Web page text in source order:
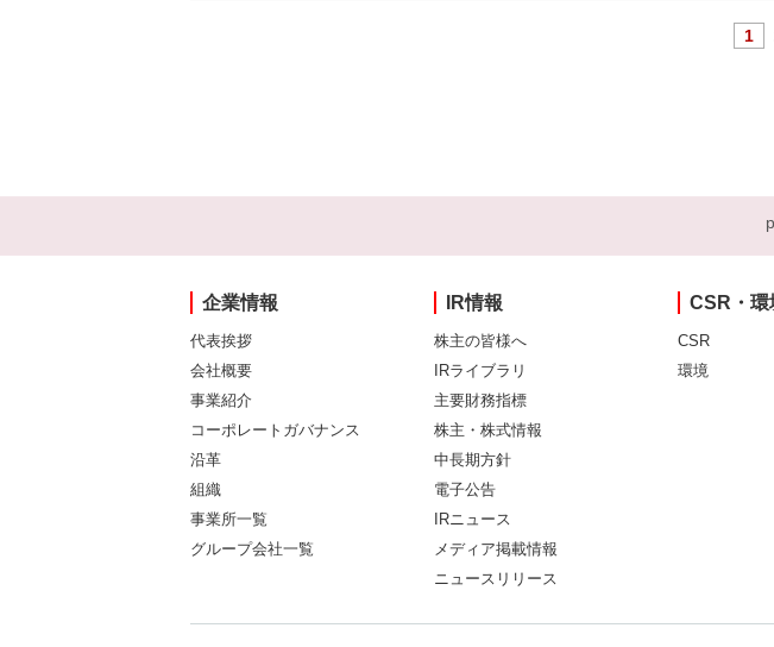
1
企業情報
代表挨拶
会社概要
事業紹介
コーポレートガバナンス
沿革
組織
事業所一覧
グループ会社一覧
IR情報
株主の皆様へ
IRライブラリ
主要財務指標
株主・株式情報
中長期方針
電子公告
IRニュース
メディア掲載情報
ニュースリリース
CSR・環
CSR
環境